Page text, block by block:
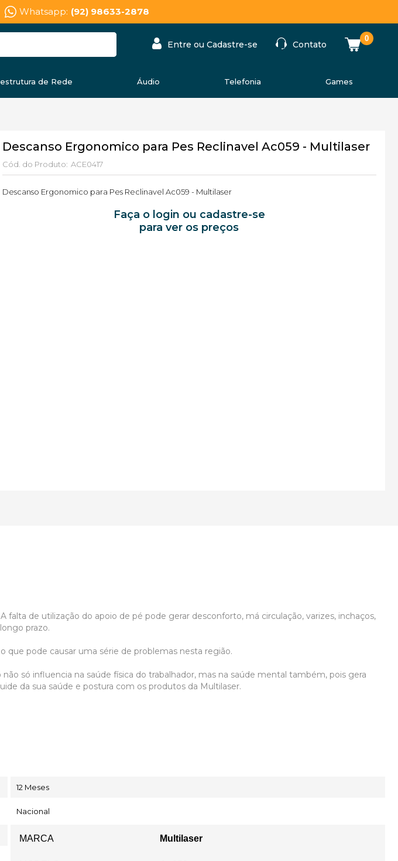
Whatsapp: (92) 98633-2878
Entre ou Cadastre-se Contato
0
de Rede Áudio Telefonia Games
Descanso Ergonomico para Pes Reclinavel Ac059 - Multilaser
Cód. do Produto: ACE0417
Descanso Ergonomico para Pes Reclinavel Ac059 - Multilaser
Faça o login ou cadastre-se
para ver os preços
de utilização do apoio de pé pode gerar desconforto, má circulação, varizes, inchaços,
prazo.
que pode causar uma série de problemas nesta região.
só influencia na saúde física do trabalhador, mas na saúde mental também, pois gera
da sua saúde e postura com os produtos da Multilaser.
12 Meses
Nacional
MARCA Multilaser